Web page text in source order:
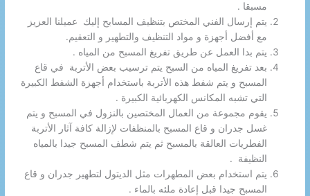
مسبقا .
يتم إرسال الفني المختص بتنظيف المسابح إليك عميلنا العزيز
مع أفضل أجهزة و مواد التنظيف والتطهير و التعقيم.
يتم بدا العمل عن طريق تفريغ المسبح من المياه .
بعد تفريغ المياه من السبح يتم ترسيب بعض الأتربة في قاع
المسبح و يتم شفط هذه الأتربة باستخدام أجهزة الشفط الكبيرة
التي تشبه المكانس الكهربائية الكبيرة .
يقوم مجموعة من العمال المختصين بالنزول في المسبح و يتم
غسل جدران و قاع المسبح بالمنظفات لإزالة كافة آثار الأتربة
الفطريات العالقة بالمسبح ثم يتم شطف المسبح جيدا بالمياه
النظيفة .
يتم استخدام بعض المطهرات مثل الديتول لتطهير جدران و قاع
المسبح جيدا قبل إعادة ملئه بالماء .